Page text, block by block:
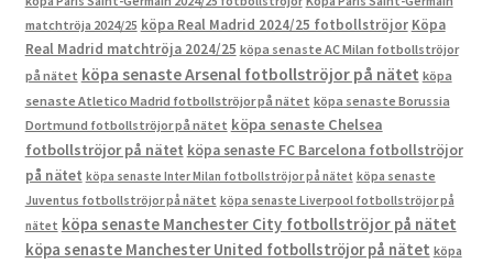
matchtröja 2024/25 köpa Real Madrid 2024/25 fotbollströjor Köpa
Real Madrid matchtröja 2024/25 köpa senaste AC Milan fotbollströjor
på nätet köpa senaste Arsenal fotbollströjor på nätet köpa
senaste Atletico Madrid fotbollströjor på nätet köpa senaste Borussia
Dortmund fotbollströjor på nätet köpa senaste Chelsea
fotbollströjor på nätet köpa senaste FC Barcelona fotbollströjor
på nätet köpa senaste Inter Milan fotbollströjor på nätet köpa senaste
Juventus fotbollströjor på nätet köpa senaste Liverpool fotbollströjor på
nätet köpa senaste Manchester City fotbollströjor på nätet
köpa senaste Manchester United fotbollströjor på nätet köpa